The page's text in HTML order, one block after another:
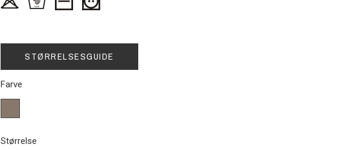
STØRRELSESGUIDE
Farve
Størrelse